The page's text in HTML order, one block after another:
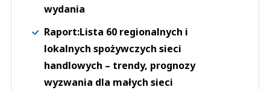
wydania
Raport:Lista 60 regionalnych i
lokalnych spożywczych sieci
handlowych – trendy, prognozy
wyzwania dla małych sieci